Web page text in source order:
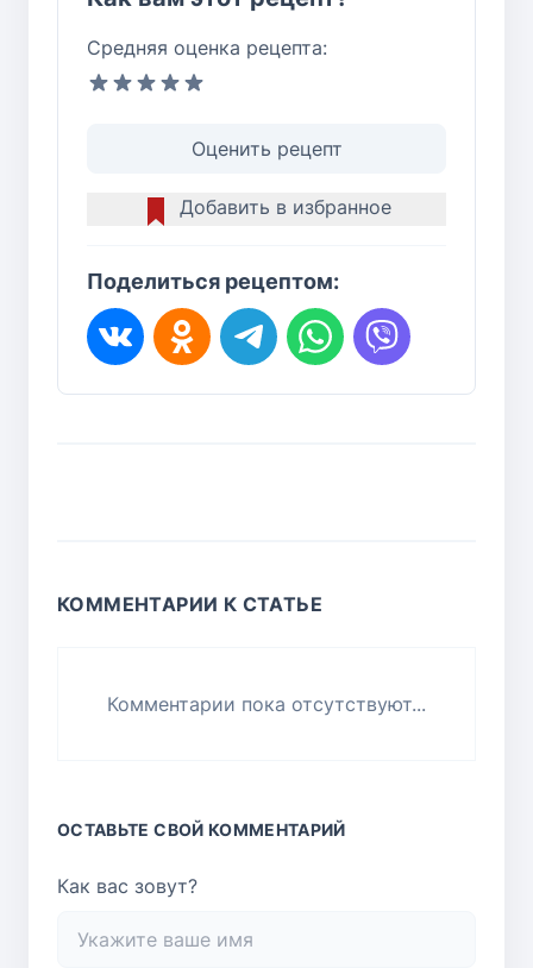
Средняя оценка рецепта:
Оценить рецепт
Добавить в избранное
Поделиться рецептом:
КОММЕНТАРИИ К СТАТЬЕ
Комментарии пока отсутствуют...
ОСТАВЬТЕ СВОЙ КОММЕНТАРИЙ
Как вас зовут?